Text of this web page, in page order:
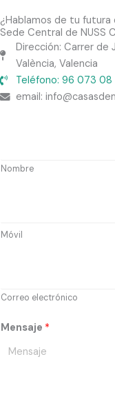
¿Hablamos de tu futura
Sede Central de NUSS
Dirección: Carrer de
València, Valencia
Teléfono: 96 073 08
email:
m
*
Nombre
v
Móvil
r
e
Correo electrónico
Mensaje *